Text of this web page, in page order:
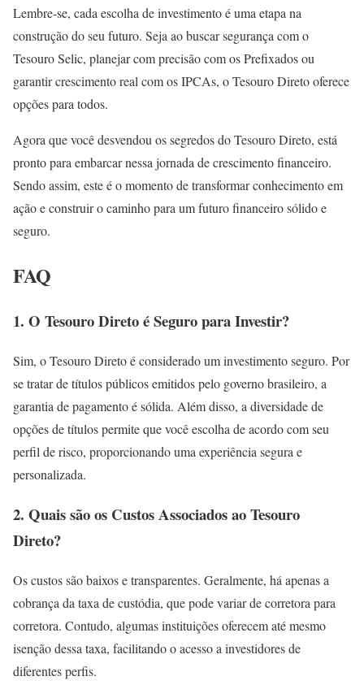
Lembre-se, cada escolha de investimento é uma etapa na
construção do seu futuro. Seja ao buscar segurança com o
Tesouro Selic, planejar com precisão com os Prefixados ou
garantir crescimento real com os IPCAs, o Tesouro Direto oferece
opções para todos.
Agora que você desvendou os segredos do Tesouro Direto, está
pronto para embarcar nessa jornada de crescimento financeiro.
Sendo assim, este é o momento de transformar conhecimento em
ação e construir o caminho para um futuro financeiro sólido e
seguro.
FAQ
1. O Tesouro Direto é Seguro para Investir?
Sim, o Tesouro Direto é considerado um investimento seguro. Por
se tratar de títulos públicos emitidos pelo governo brasileiro, a
garantia de pagamento é sólida. Além disso, a diversidade de
opções de títulos permite que você escolha de acordo com seu
perfil de risco, proporcionando uma experiência segura e
personalizada.
2. Quais são os Custos Associados ao Tesouro
Direto?
Os custos são baixos e transparentes. Geralmente, há apenas a
cobrança da taxa de custódia, que pode variar de corretora para
corretora. Contudo, algumas instituições oferecem até mesmo
isenção dessa taxa, facilitando o acesso a investidores de
diferentes perfis.